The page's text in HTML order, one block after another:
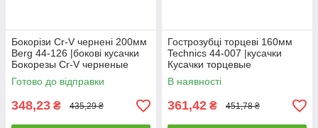
Бокорізи Cr-V чернені 200мм
Berg 44-126 |бокові кусачки
Бокорезы Cr-V черненые
200мм Berg
Готово до відправки
348,23 ₴ 435,29 ₴
Гострозубці торцеві 160мм
Technics 44-007 |кусачки
Кусачки торцевые
универсальные 160мм
Technics
В наявності
361,42 ₴ 451,78 ₴